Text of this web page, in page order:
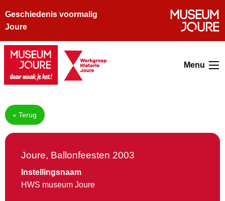
Geschiedenis voormalig
Joure
Menu
« Terug
Joure, Ballonfeesten 2003
Instellingsnaam
HWS museum Joure